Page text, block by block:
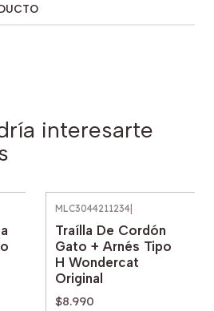
interesarte
MLC3044211234
Traílla De Cordón
Gato + Arnés Tipo
H Wondercat
Original
$8.990